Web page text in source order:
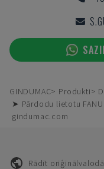
GINDUMAC Produkti
➤ Pārdodu lietotu
gindumac.com
Rādīt oriģinālvalodā